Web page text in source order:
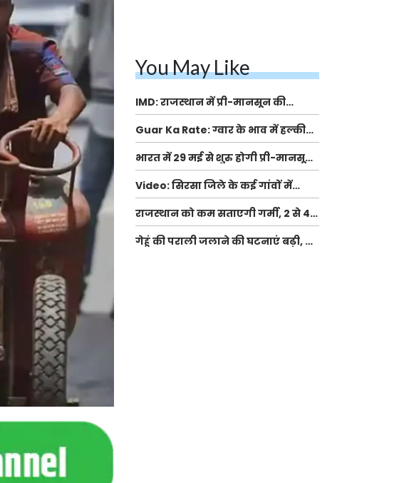
You May Like
IMD: राजस्थान में प्री-मानसून की
सामान्य से 74% अधिक बारिश, दस्तक में
देरी और मानसून कमजोर रहेगा
Guar Ka Rate: ग्वार के भाव में हल्की
बढ़ोतरी, बढ़ सकता है बुवाई का रकबा
भारत में 29 मई से शुरु होगी प्री-मानसून
बारिश, ECMWF विदेशी मौसम एजेंसी का
पूर्वानुमान
Video: सिरसा जिले के कई गांवों में
बारिश और बूंदाबांदी, कॉटन की फसल को
होगा फायदा
राजस्थान को कम सताएगी गर्मी, 2 से 4
मई के बीच कई इलाकों में आंधी और हल्की
बारिश का अलर्ट
गेहूं की पराली जलाने की घटनाएं बढ़ी, UP